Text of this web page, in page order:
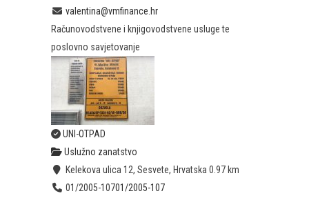
valentina@vmfinance.hr
Računovodstvene i knjigovodstvene usluge te
poslovno savjetovanje
UNI-OTPAD
Uslužno zanatstvo
Kelekova ulica 12, Sesvete, Hrvatska 0.97 km
01/2005-10701/2005-107